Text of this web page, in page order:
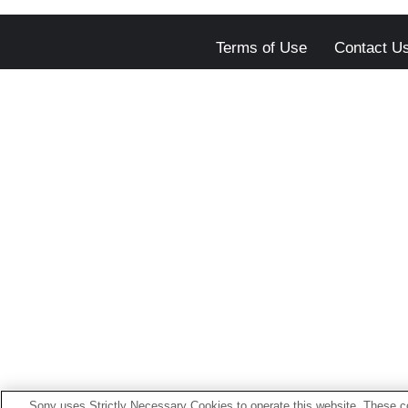
Terms of Use Contact